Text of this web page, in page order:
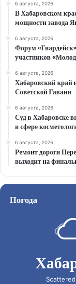
6 августа, 2026
В Хабаровском
мощности завода
6 августа, 2026
Форум
участников
6 августа, 2026
Хабаровский край
Советской Гавани
6 августа, 2026
Суд в Хабаровске
в сфере
6 августа, 2026
Ремонт дороги
выходит на
Погода